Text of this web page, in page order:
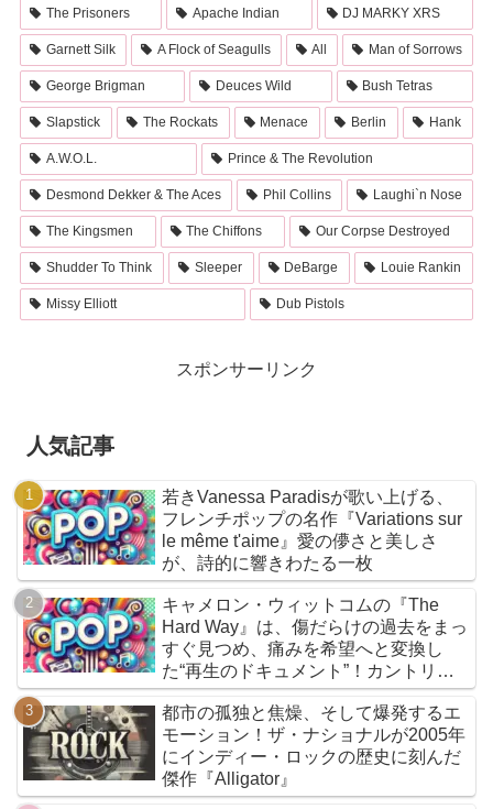
The Prisoners Apache Indian DJ MARKY XRS
Garnett Silk A Flock of Seagulls All Man of Sorrows
George Brigman Deuces Wild Bush Tetras
Slapstick The Rockats Menace Berlin Hank
A.W.O.L. Prince & The Revolution
Desmond Dekker & The Aces Phil Collins Laughi`n Nose
The Kingsmen The Chiffons Our Corpse Destroyed
Shudder To Think Sleeper DeBarge Louie Rankin
Missy Elliott Dub Pistols
スポンサーリンク
人気記事
若きVanessa Paradisが歌い上げる、
フレンチポップの名作『Variations sur
le même t'aime』愛の儚さと美しさ
が、詩的に響きわたる一枚
キャメロン・ウィットコムの『The
Hard Way』は、傷だらけの過去をまっ
すぐ見つめ、痛みを希望へと変換し
た“再生のドキュメント”！カントリー
とフォークを軸に、荒削りな衝動と繊
細な感情が交差するサウンドは、人生
の遠回りさえも価値ある物語へと昇華
していく
都市の孤独と焦燥、そして爆発するエ
モーション！ザ・ナショナルが2005年
にインディー・ロックの歴史に刻んだ
傑作『Alligator』